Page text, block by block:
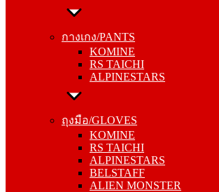
กางเกง/PANTS
KOMINE
RS TAICHI
ALPINESTARS
ถุงมือ/GLOVES
KOMINE
RS TAICHI
ALPINESTARS
BELSTAFF
ALIEN MONSTER
กางเกง/PANTS
RS TAICHI
ALPINESTARS
ถุงมือ/GLOVES
RS TAICHI
ALPINESTARS
BELSTAFF
ALIEN MONSTER